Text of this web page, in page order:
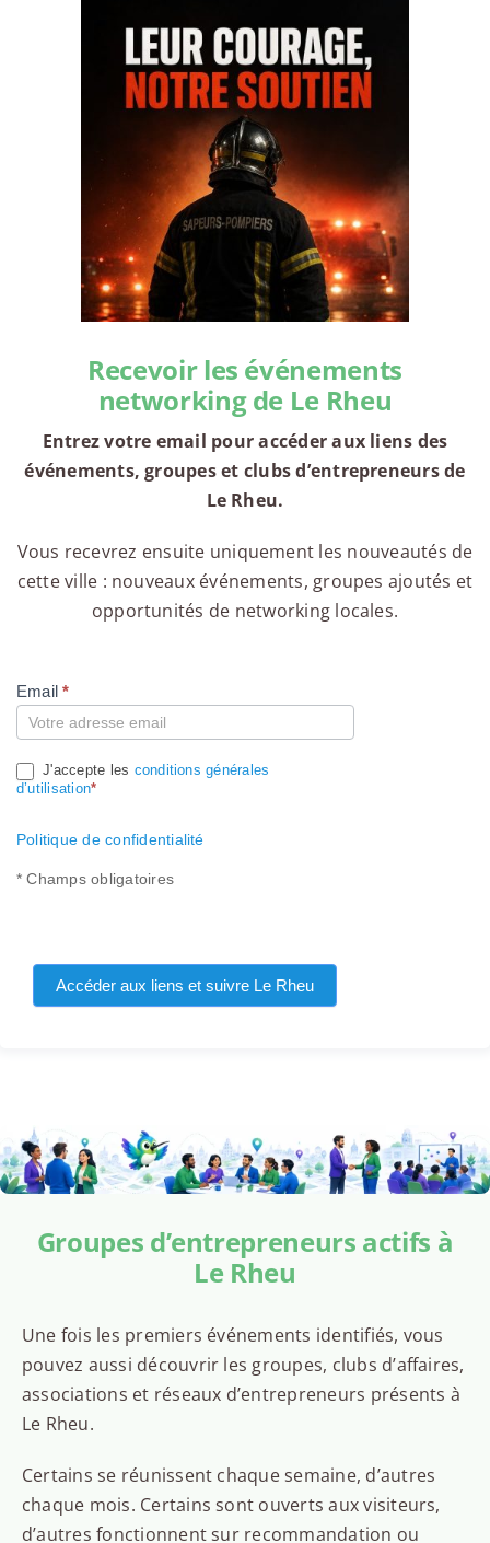
Recevoir les événements
networking de Le Rheu
Entrez votre email pour accéder aux liens des
événements, groupes et clubs d’entrepreneurs de
Le Rheu.
Vous recevrez ensuite uniquement les nouveautés de
cette ville : nouveaux événements, groupes ajoutés et
opportunités de networking locales.
Compte
Email*
J'accepte les conditions générales
d’utilisation*
Politique de confidentialité
* Champs obligatoires
Accéder aux liens et suivre Le Rheu
Groupes d’entrepreneurs actifs à
Le Rheu
Une fois les premiers événements identifiés, vous
pouvez aussi découvrir les groupes, clubs d’affaires,
associations et réseaux d’entrepreneurs présents à
Le Rheu.
Certains se réunissent chaque semaine, d’autres
chaque mois. Certains sont ouverts aux visiteurs,
d’autres fonctionnent sur recommandation ou